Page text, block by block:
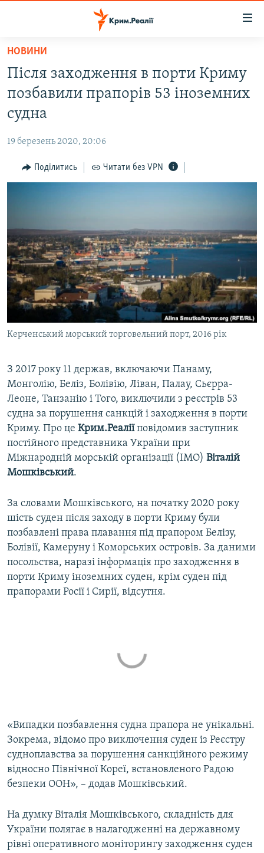
Перейти
основного
матеріалу
до
основної
навігації
Перейти
до
ВОДА.КРИМ
БЛОГИ
ПОГЛЯД
ІНТЕРВ'Ю
СПЕЦПРОЕКТИ
ДЕПОРТАЦІЯ
ВІДЕОУРОКИ «ELIFBE»
СВІДЧЕННЯ ОКУПАЦІЇ
УКРАЇНСЬКА ПРОБЛЕМА КРИМУ
ІНФОГРАФІКА
ЯК ОБІЙТИ БЛОКУВАННЯ
Русский
Qırımtatar
ДОЛУЧАЙСЯ!
Усі сайти RFE/RL
НОВИНИ
Після заходження в порти Криму
позбавили прапорів 53 іноземних
судна
19 березень 2020, 20:06
Поділитись Читати без VPN
Керченський морський торговельний порт, 2016 рік
З 2017 року 11 держав, включаючи Панаму,
Монголію, Беліз, Болівію, Ліван, Палау, Сьєрра-
Леоне, Танзанію і Того, виключили з реєстрів 53
судна за порушення санкцій і заходження в порти
Криму. Про це Крим.Реаліїповідомив заступник
постійного представника України при
Міжнародній морській організації (IMO) Віталій
Мошківський.
За словами Мошківського, на початку 2020 року
шість суден після заходу в порти Криму були
позбавлені права плавання під прапором Белізу,
Болівії, Камеруну і Коморських островів. За даними
посольства, наразі інформація про заходження в
порти Криму іноземних суден, крім суден під
прапорами Росії і Сирії, відсутня.
«Випадки позбавлення судна прапора не унікальні.
Зокрема, відомо про виключення суден із Реєстру
судноплавства за порушення санкційного режиму
відносно Північної Кореї, встановленого Радою
безпеки ООН», – додав Мошківський.
На думку Віталія Мошківського, складність для
України полягає в налагодженні на державному
рівні оперативного моніторингу заходження суден